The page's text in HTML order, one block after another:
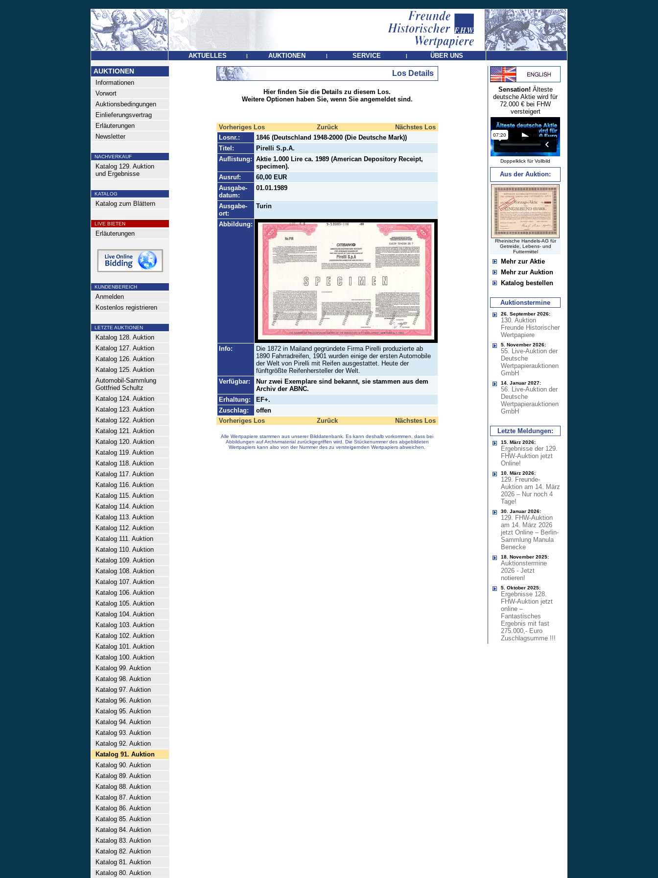
AKTUELLES | AUKTIONEN | SERVICE | ÜBER UNS
AUKTIONEN
Informationen
Vorwort
Auktionsbedingungen
Einlieferungsvertrag
Erläuterungen
Newsletter
NACHVERKAUF
Katalog 129. Auktion
und Ergebnisse
KATALOG
Katalog zum Blättern
LIVE BIETEN
Erläuterungen
KUNDENBEREICH
Anmelden
Kostenlos registrieren
LETZTE AUKTIONEN
Katalog 128. Auktion
Katalog 127. Auktion
Katalog 126. Auktion
Katalog 125. Auktion
Automobil-Sammlung
Gottfried Schultz
Katalog 124. Auktion
Katalog 123. Auktion
Katalog 122. Auktion
Katalog 121. Auktion
Katalog 120. Auktion
Katalog 119. Auktion
Katalog 118. Auktion
Katalog 117. Auktion
Katalog 116. Auktion
Katalog 115. Auktion
Katalog 114. Auktion
Katalog 113. Auktion
Katalog 112. Auktion
Katalog 111. Auktion
Katalog 110. Auktion
Katalog 109. Auktion
Katalog 108. Auktion
Katalog 107. Auktion
Katalog 106. Auktion
Katalog 105. Auktion
Katalog 104. Auktion
Katalog 103. Auktion
Katalog 102. Auktion
Katalog 101. Auktion
Katalog 100. Auktion
Katalog 99. Auktion
Katalog 98. Auktion
Katalog 97. Auktion
Katalog 96. Auktion
Katalog 95. Auktion
Katalog 94. Auktion
Katalog 93. Auktion
Katalog 92. Auktion
Katalog 91. Auktion
Katalog 90. Auktion
Katalog 89. Auktion
Katalog 88. Auktion
Katalog 87. Auktion
Katalog 86. Auktion
Katalog 85. Auktion
Katalog 84. Auktion
Katalog 83. Auktion
Katalog 82. Auktion
Katalog 81. Auktion
Katalog 80. Auktion
Los Details
Hier finden Sie die Details zu diesem Los.
Weitere Optionen haben Sie, wenn Sie angemeldet sind.
Vorheriges Los Zurück
Nächstes Los
Losnr.:
1846 (Deutschland 1948-2000 (Die Deutsche Mark))
Titel:
Pirelli S.p.A.
Auflistung: Aktie 1.000 Lire ca. 1989 (American Depository Receipt,
specimen).
Ausruf:
60,00 EUR
Ausgabe-
datum:
01.01.1989
Ausgabe-
ort:
Turin
Abbildung:
Info:
Die 1872 in Mailand gegründete Firma Pirelli produzierte ab
1890 Fahrradreifen, 1901 wurden einige der ersten Automobile
der Welt von Pirelli mit Reifen ausgestattet. Heute der
fünftgrößte Reifenhersteller der Welt.
Verfügbar:
Nur zwei Exemplare sind bekannt, sie stammen aus dem
Archiv der ABNC.
Erhaltung:
EF+.
Zuschlag:
offen
Vorheriges Los
Zurück Nächstes Los
Alle Wertpapiere stammen aus unserer Bilddatenbank. Es kann deshalb vorkommen, dass bei
Abbildungen auf Archivmaterial zurückgegriffen wird. Die Stückenummer des abgebildeten
Wertpapiers kann also von der Nummer des zu versteigernden Wertpapiers abweichen.
Sensation! Älteste
deutsche Aktie wird für
72.000 € bei FHW
versteigert
Doppelklick für Vollbild
Aus der Auktion:
Rheinische Handels-AG für
Getreide, Lebens- und
Futtermittel
Mehr zur Aktie
Mehr zur Auktion
Katalog bestellen
Auktionstermine
26. September 2026:
130. Auktion
Freunde Historischer
Wertpapiere
5. November 2026:
55. Live-Auktion der
Deutsche
Wertpapierauktionen
GmbH
14. Januar 2027:
56. Live-Auktion der
Deutsche
Wertpapierauktionen
GmbH
Letzte Meldungen:
15. März 2026:
Ergebnisse der 129.
FHW-Auktion jetzt
Online!
10. März 2026:
129. Freunde-
Auktion am 14. März
2026 – Nur noch 4
Tage!
30. Januar 2026:
129. FHW-Auktion
am 14. März 2026
jetzt Online – Berlin-
Sammlung Manula
Benecke
18. November 2025:
Auktionstermine
2026 - Jetzt
notieren!
5. Oktober 2025:
Ergebnisse 128.
FHW-Auktion jetzt
online –
Fantastisches
Ergebnis mit fast
275.000,- Euro
Zuschlagsumme !!!